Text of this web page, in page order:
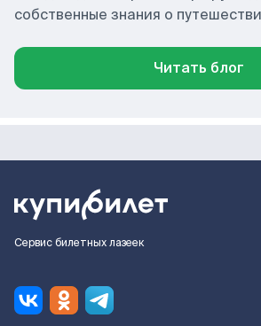
собственные знания о
Читать блог
Сервис билетных лазеек